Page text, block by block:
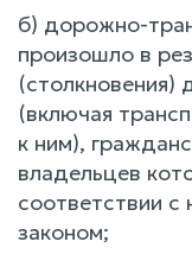
б) дорожно-
произошло в
(столкновения)
(включая
к ним),
владельцев
соответствии
законом;